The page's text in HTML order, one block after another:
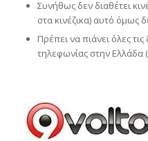
Συνήθως δεν διαθέτει
στα κινέζικα) αυτό όμως
Πρέπει να πιάνει όλες
τηλεφωνίας στην Ελλάδα